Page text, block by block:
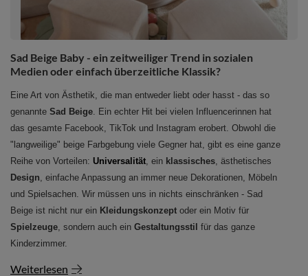
Sad Beige Baby - ein zeitweiliger Trend in sozialen
Medien oder einfach überzeitliche Klassik?
Eine Art von Ästhetik, die man entweder liebt oder hasst - das so
genannte Sad Beige. Ein echter Hit bei vielen Influencerinnen hat
das gesamte Facebook, TikTok und Instagram erobert. Obwohl die
"langweilige" beige Farbgebung viele Gegner hat, gibt es eine ganze
Reihe von Vorteilen: Universalität, ein klassisches, ästhetisches
Design, einfache Anpassung an immer neue Dekorationen, Möbeln
und Spielsachen. Wir müssen uns in nichts einschränken - Sad
Beige ist nicht nur ein Kleidungskonzept oder ein Motiv für
Spielzeuge, sondern auch ein Gestaltungsstil für das ganze
Kinderzimmer.
Weiterlesen